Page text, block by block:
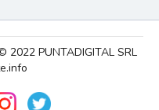
PUNTADIGITAL SRL